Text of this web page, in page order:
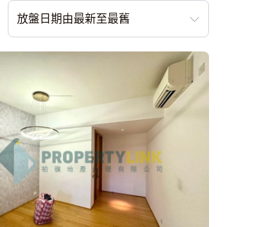
放盤日期由最新至最舊